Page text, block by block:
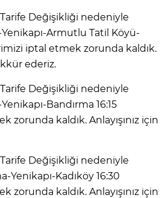
Değişikliği nedeniyle
Yenikapı-Armutlu Tatil Köyü-
iptal etmek zorunda kaldık.
ederiz.
Değişikliği nedeniyle
Bandırma 16:15
zorunda kaldık. Anlayışınız için
Değişikliği nedeniyle
Yenikapı-Kadıköy 16:30
zorunda kaldık. Anlayışınız için